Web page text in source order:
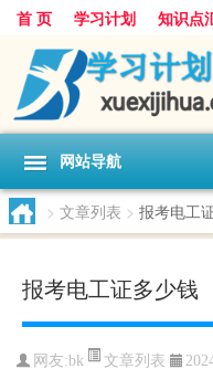
首 页 学习计划 知识点
网站导航
> 文章列表 > 报考电工
报考电工证多少钱
网友:bk 文章列表